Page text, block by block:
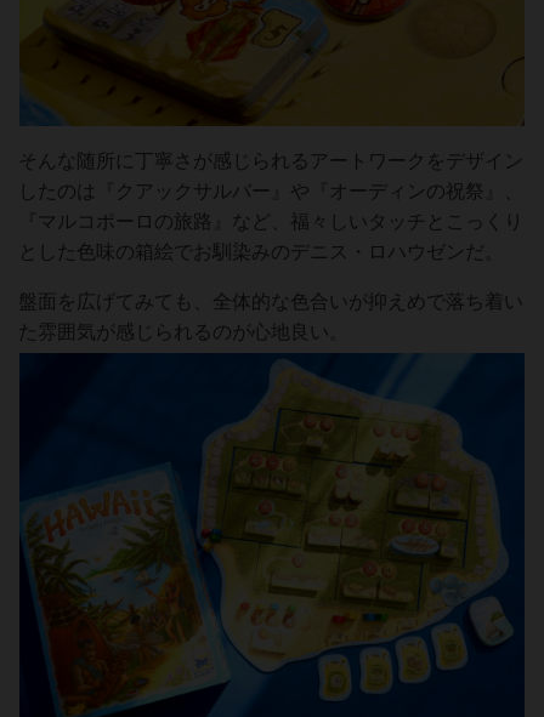
そんな随所に丁寧さが感じられるアートワークをデザイン
したのは『クアックサルバー』や『オーディンの祝祭』、
『マルコポーロの旅路』など、福々しいタッチとこっくり
とした色味の箱絵でお馴染みのデニス・ロハウゼンだ。
盤面を広げてみても、全体的な色合いが抑えめで落ち着い
た雰囲気が感じられるのが心地良い。